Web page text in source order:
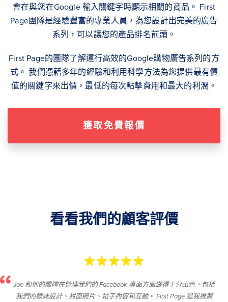
會在與您在Google 輸入關鍵字時顯示相關的商品。 First
Page團隊是經驗豐富的專業人員，為您設計出完美的廣告
系列，可以讓您的產品排名前頭。
First Page的團隊了解運行高效的Google購物廣告系列的方
式。 我們憑藉多年的經驗和利用科學方法為您提供最有價
值的關鍵字來出價，最低的每次點擊費用和最大的利潤。
獲取免費報價
看看我們的顧客評價
Joe 和他的團隊在管理我們的 Facebook 專面方面做得十分出色，包括
我們的標誌設計、封面照片、帖子內容和互動。 First Page 是我推薦